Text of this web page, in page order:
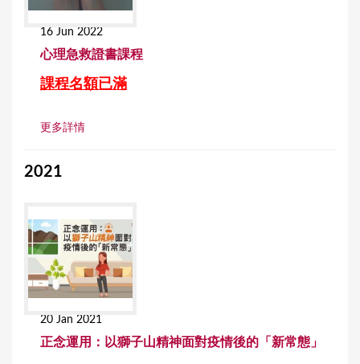
16 Jun 2022
⼼理急救證書課程
課程名額已滿
更多詳情
2021
20 Jan 2021
正念運用：以獅子山精神面對疫情後的「新常態」